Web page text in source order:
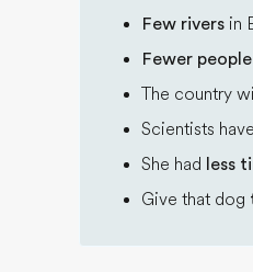
Few rivers in
Fewer people
The country
Scientists have
She had
less
Give that dog